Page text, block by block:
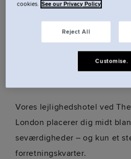
Centralt
Themsen.
Vores lejlighedshotel ved
London placerer dig midt
seværdigheder – og kun et
forretningskvarter.
cookies. See our Privacy Policy
Reject All
Customise.